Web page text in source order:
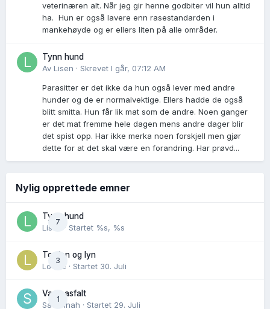
veterinæren alt. Når jeg gir henne godbiter vil hun alltid
ha. Hun er også lavere enn rasestandarden i
mankehøyde og er ellers liten på alle områder.
Tynn hund
Av Lisen · Skrevet I går, 07:12 AM
Parasitter er det ikke da hun også lever med andre
hunder og de er normalvektige. Ellers hadde de også
blitt smitta. Hun får lik mat som de andre. Noen ganger
er det mat fremme hele dagen mens andre dager blir
det spist opp. Har ikke merka noen forskjell men gjør
dette for at det skal være en forandring. Har prøvd...
Nylig opprettede emner
7
Tynn hund
Lisen
· Startet %s, %s
3
Torden og lyn
Lovise · Startet 30. Juli
1
Varm asfalt
Savannah · Startet 29. Juli